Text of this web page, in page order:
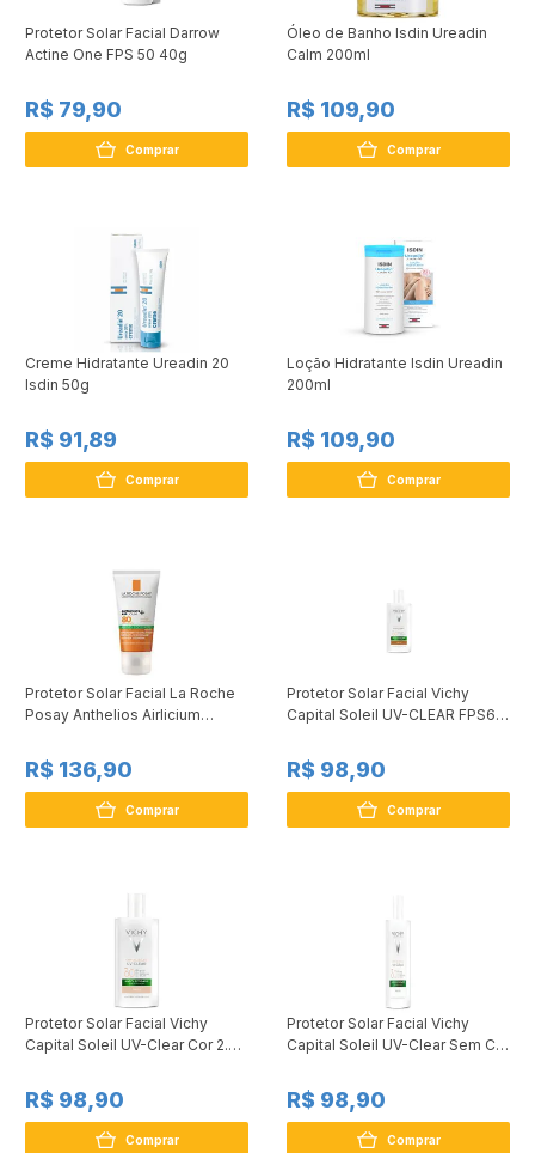
Protetor Solar Facial Darrow
Actine One FPS 50 40g
R$ 79,90
Comprar
Óleo de Banho Isdin Ureadin
Calm 200ml
R$ 109,90
Comprar
Creme Hidratante Ureadin 20
Isdin 50g
R$ 91,89
Comprar
Loção Hidratante Isdin Ureadin
200ml
R$ 109,90
Comprar
Protetor Solar Facial La Roche
Posay Anthelios Airlicium
R$ 136,90
Comprar
Protetor Solar Facial Vichy
Capital Soleil UV-CLEAR FPS60
R$ 98,90
Comprar
Protetor Solar Facial Vichy
Capital Soleil UV-Clear Cor 2.0
R$ 98,90
Comprar
Protetor Solar Facial Vichy
Capital Soleil UV-Clear Sem Cor
R$ 98,90
Comprar